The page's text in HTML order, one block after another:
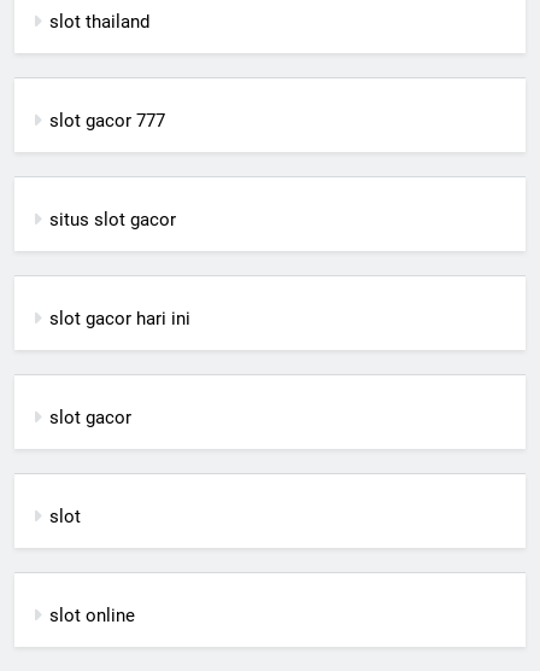
slot thailand
slot gacor 777
situs slot gacor
slot gacor hari ini
slot gacor
slot
slot online